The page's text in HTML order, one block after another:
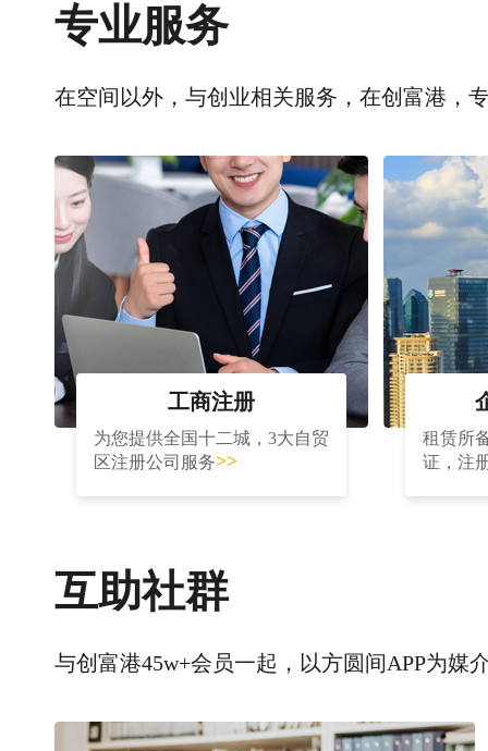
专业服务
在空间以外，与创业相关服务，在创富港，
工商注册
为您提供全国十二城，3大自贸
区注册公司服务>>
租赁所
证，注
互助社群
与创富港45w+会员一起，以方圆间APP为媒